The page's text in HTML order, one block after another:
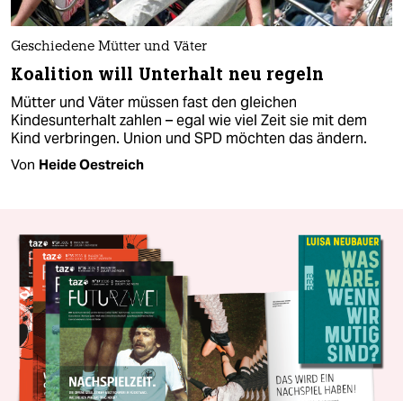
Geschiedene Mütter und Väter
Koalition will Unterhalt neu regeln
Mütter und Väter müssen fast den gleichen
Kindesunterhalt zahlen – egal wie viel Zeit sie mit dem
Kind verbringen. Union und SPD möchten das ändern.
Von Heide Oestreich